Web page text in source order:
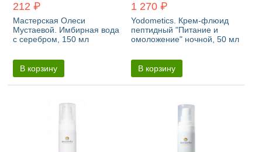
212 ₽
Мастерская Олеси
Мустаевой. Имбирная вода
с серебром, 150 мл
В корзину
1 270 ₽
Yodometics. Крем-флюид
пептидный "Питание и
омоложение" ночной, 50 мл
В корзину